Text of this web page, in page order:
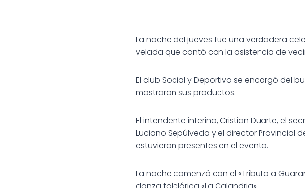
La noche del jueves fue una verdadera
velada que contó con la asistencia de
El club Social y Deportivo se encargó del
mostraron sus productos.
El intendente interino, Cristian Duarte, el
Luciano Sepúlveda y el director Provincial
estuvieron presentes en el evento.
La noche comenzó con el «Tributo a